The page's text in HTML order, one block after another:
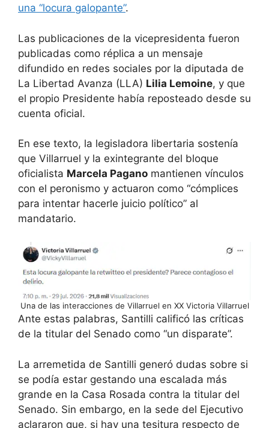
una “locura galopante”.
Las publicaciones de la vicepresidenta fueron
publicadas como réplica a un mensaje
difundido en redes sociales por la diputada de
La Libertad Avanza (LLA) Lilia Lemoine, y que
el propio Presidente había reposteado desde su
cuenta oficial.
En ese texto, la legisladora libertaria sostenía
que Villarruel y la exintegrante del bloque
oficialista Marcela Pagano mantienen vínculos
con el peronismo y actuaron como “cómplices
para intentar hacerle juicio político” al
mandatario.
Una de las interacciones de Villarruel en XX Victoria Villarruel
Ante estas palabras, Santilli calificó las críticas
de la titular del Senado como “un disparate”.
La arremetida de Santilli generó dudas sobre si
se podía estar gestando una escalada más
grande en la Casa Rosada contra la titular del
Senado. Sin embargo, en la sede del Ejecutivo
aclararon que, si hay una tesitura respecto de